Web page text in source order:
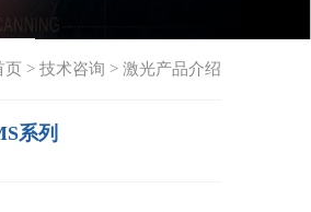
页 > 技术咨询 > 激光产品介绍
系列